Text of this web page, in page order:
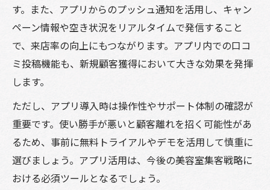
す。また、アプリからのプッシュ通知を活用し、キャン
ペーン情報や空き状況をリアルタイムで発信すること
で、来店率の向上にもつながります。アプリ内での口コ
ミ投稿機能も、新規顧客獲得において大きな効果を発揮
します。
ただし、アプリ導入時は操作性やサポート体制の確認が
重要です。使い勝手が悪いと顧客離れを招く可能性があ
るため、事前に無料トライアルやデモを活用して慎重に
選びましょう。アプリ活用は、今後の美容室集客戦略に
おける必須ツールとなるでしょう。